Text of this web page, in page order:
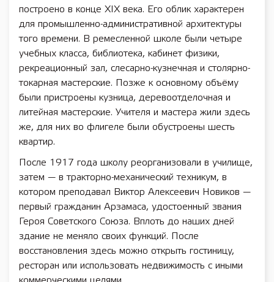
построено в конце XIX века. Его облик характерен
для промышленно-административной архитектуры
того времени. В ремесленной школе были четыре
учебных класса, библиотека, кабинет физики,
рекреационный зал, слесарно-кузнечная и столярно-
токарная мастерские. Позже к основному объёму
были пристроены кузница, деревоотделочная и
литейная мастерские. Учителя и мастера жили здесь
же, для них во флигеле были обустроены шесть
квартир.
После 1917 года школу реорганизовали в училище,
затем — в тракторно-механический техникум, в
котором преподавал Виктор Алексеевич Новиков —
первый гражданин Арзамаса, удостоенный звания
Героя Советского Союза. Вплоть до наших дней
здание не меняло своих функций. После
восстановления здесь можно открыть гостиницу,
ресторан или использовать недвижимость с иными